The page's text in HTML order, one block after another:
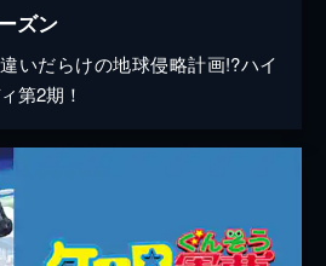
ズン
いだらけの地球侵略計画!?ハイ
第2期！